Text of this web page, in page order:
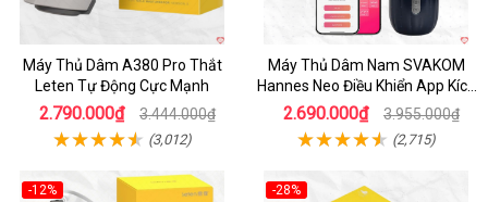
Máy Thủ Dâm A380 Pro Thắt
Leten Tự Động Cực Mạnh
2.790.000₫ 3.444.000₫
(3,012)
Máy Thủ Dâm Nam SVAKOM
Hannes Neo Điều Khiển App Kích
Thích
2.690.000₫ 3.955.000₫
(2,715)
-12%
-28%